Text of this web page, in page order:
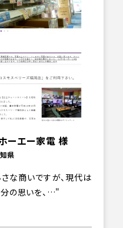
ーエー家電 様
県
な商いですが、現代は
の思いを、…